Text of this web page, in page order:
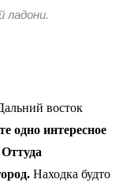
ладони.
восток
одно интересное
Находка будто